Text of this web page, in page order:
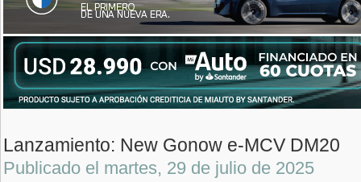
Lanzamiento: New Gonow e-MCV DM20
Publicado el martes, 29 de julio de 2025